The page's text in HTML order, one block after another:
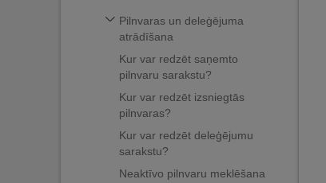
Pilnvaras un deleģējuma
atrādīšana
Kur var redzēt saņemto
pilnvaru sarakstu?
Kur var redzēt izsniegtās
pilnvaras?
Kur var redzēt deleģējumu
sarakstu?
Neaktīvo pilnvaru meklēšana